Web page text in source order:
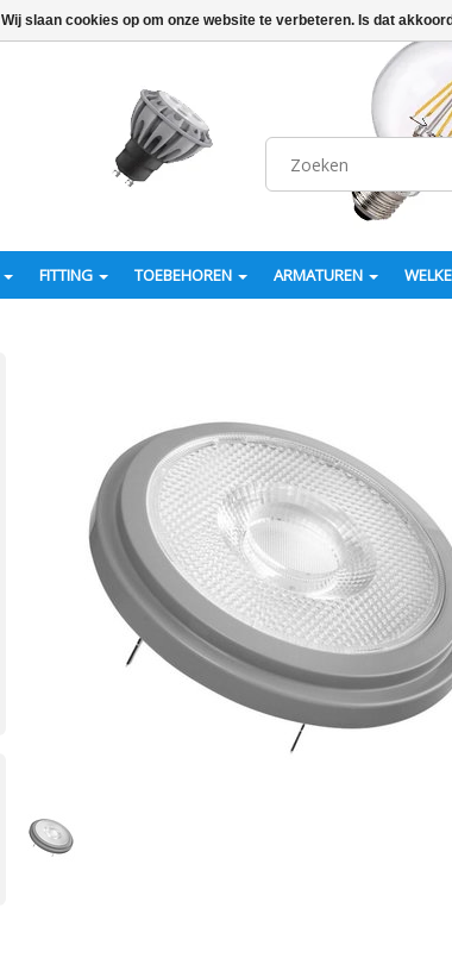
FITTING TOEBEHOREN ARMATUREN
Wij slaan cookies op om onze website te verbeteren. Is dat